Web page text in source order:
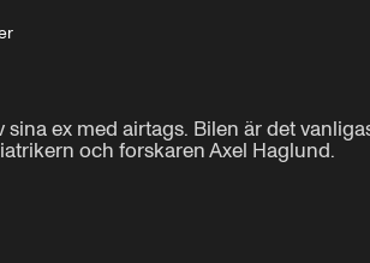
ex med airtags. Bilen är det
och forskaren Axel Haglund.